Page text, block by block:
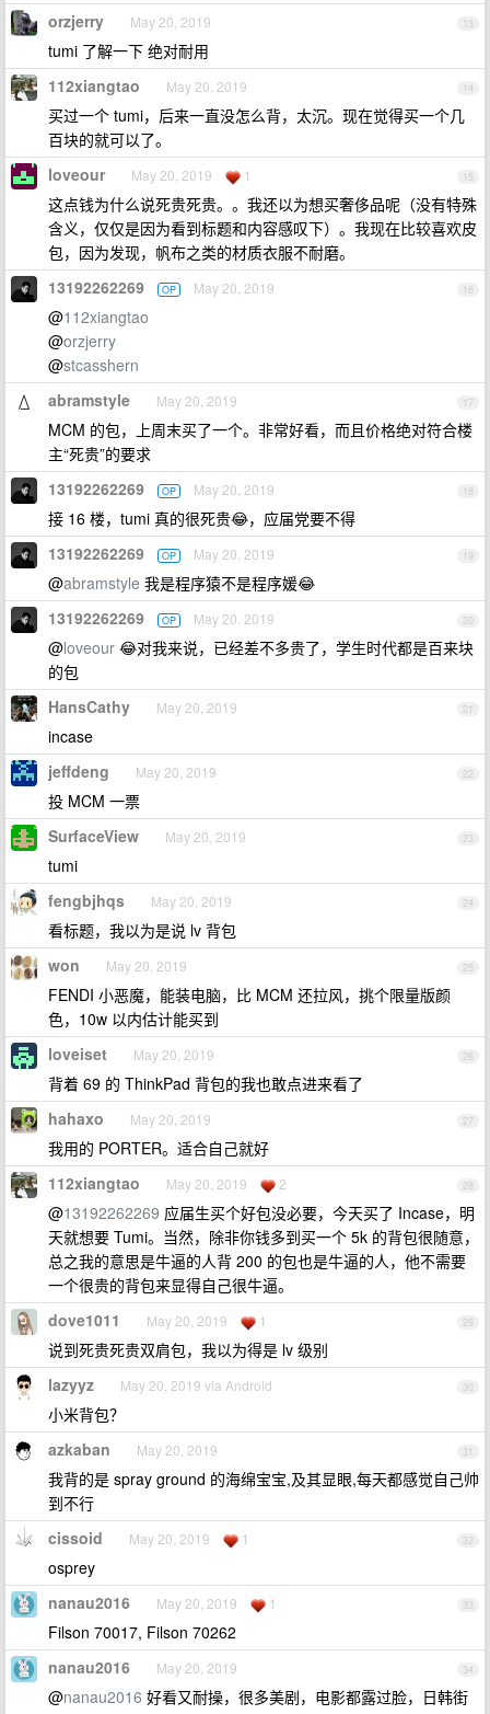
13
orzjerry May 20, 2019
tumi 了解一下 绝对耐用
14
112xiangtao May 20, 2019
买过一个 tumi，后来一直没怎么背，太沉。现在觉得买一个几
百块的就可以了。
15
loveour May 20, 2019 1
这点钱为什么说死贵死贵。。我还以为想买奢侈品呢（没有特殊
含义，仅仅是因为看到标题和内容感叹下）。我现在比较喜欢皮
包，因为发现，帆布之类的材质衣服不耐磨。
16
13192262269 OP May 20, 2019
@112xiangtao
@orzjerry
@stcasshern
17
abramstyle May 20, 2019
MCM 的包，上周末买了一个。非常好看，而且价格绝对符合楼
主“死贵”的要求
18
13192262269 OP May 20, 2019
接 16 楼，tumi 真的很死贵😂，应届党要不得
19
13192262269 OP May 20, 2019
@abramstyle 我是程序猿不是程序媛😂
20
13192262269 OP May 20, 2019
@loveour 😂对我来说，已经差不多贵了，学生时代都是百来块
的包
21
HansCathy May 20, 2019
incase
22
jeffdeng May 20, 2019
投 MCM 一票
23
SurfaceView May 20, 2019
tumi
24
fengbjhqs May 20, 2019
看标题，我以为是说 lv 背包
25
won May 20, 2019
FENDI 小恶魔，能装电脑，比 MCM 还拉风，挑个限量版颜
色，10w 以内估计能买到
26
loveiset May 20, 2019
背着 69 的 ThinkPad 背包的我也敢点进来看了
27
hahaxo May 20, 2019
我用的 PORTER。适合自己就好
28
112xiangtao May 20, 2019 2
@13192262269 应届生买个好包没必要，今天买了 Incase，明
天就想要 Tumi。当然，除非你钱多到买一个 5k 的背包很随意，
总之我的意思是牛逼的人背 200 的包也是牛逼的人，他不需要
一个很贵的背包来显得自己很牛逼。
29
dove1011 May 20, 2019 1
说到死贵死贵双肩包，我以为得是 lv 级别
30
lazyyz May 20, 2019 via Android
小米背包？
31
azkaban May 20, 2019
我背的是 spray ground 的海绵宝宝,及其显眼,每天都感觉自己帅
到不行
32
cissoid May 20, 2019 1
osprey
33
nanau2016 May 20, 2019 1
Filson 70017, Filson 70262
34
nanau2016 May 20, 2019
@nanau2016 好看又耐操，很多美剧，电影都露过脸，日韩街